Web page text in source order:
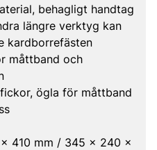
behagligt handtag
längre verktyg kan
kardborrefästen
måttband och
ögla för måttband
410 mm / 345 x 240 x